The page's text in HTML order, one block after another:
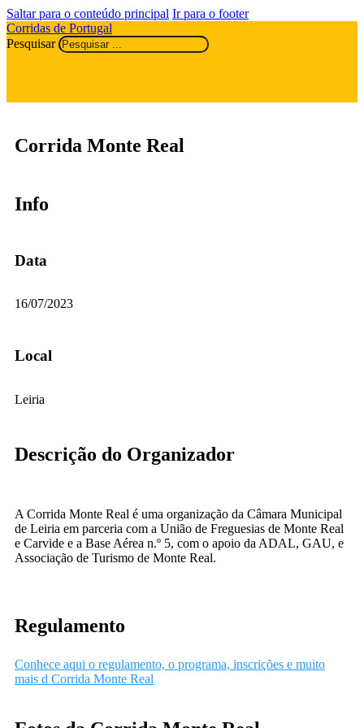
Saltar para o conteúdo principal Ir para o footer
Corridas de Portugal
Pesquisar
Corrida Monte Real
Info
Data
16/07/2023
Local
Leiria
Descrição do Organizador
A Corrida Monte Real é uma organização da Câmara Municipal
de Leiria em parceria com a União de Freguesias de Monte Real
e Carvide e a Base Aérea n.º 5, com o apoio da ADAL, GAU, e
Associação de Turismo de Monte Real.
Regulamento
Conhece aqui o regulamento, o programa, inscrições e muito
mais d Corrida Monte Real